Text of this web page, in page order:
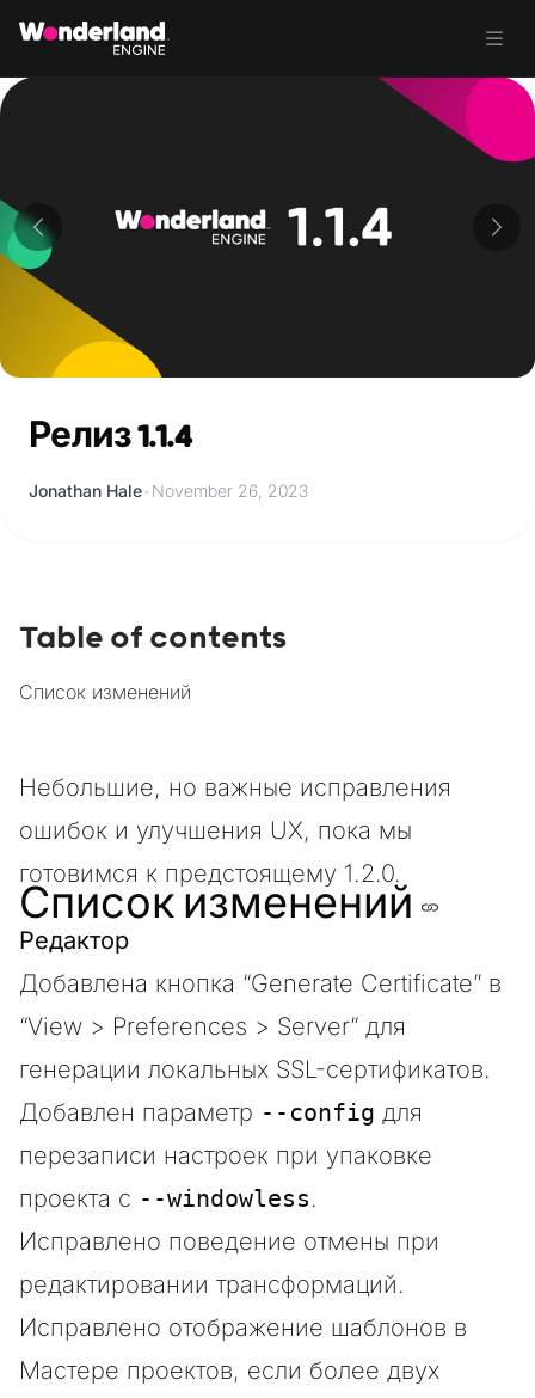
Релиз 1.1.4
Jonathan Hale• November 26, 2023
Небольшие, но важные исправления
ошибок и улучшения UX, пока мы
готовимся к предстоящему 1.2.0.
Список изменений
Редактор
Добавлена кнопка “Generate Certificate” в
“View > Preferences > Server” для
генерации локальных SSL-сертификатов.
Добавлен параметр --config для
перезаписи настроек при упаковке
проекта с --windowless.
Исправлено поведение отмены при
редактировании трансформаций.
Исправлено отображение шаблонов в
Мастере проектов, если более двух
Table of contents
Список изменений